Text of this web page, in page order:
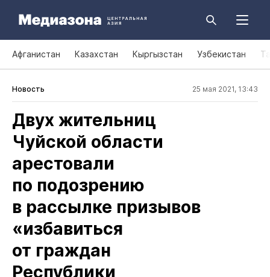
Афганистан Казахстан Кыргызстан Узбекистан
Новость 25 мая 2021, 13:43
Двух жительниц
Чуйской области
арестовали
по подозрению
в рассылке призывов
«избавиться
от граждан
Республики